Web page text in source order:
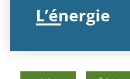
L’énergie